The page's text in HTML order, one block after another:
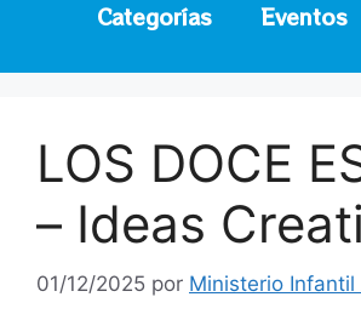
Categorías
Eventos
LOS DOCE
– Ideas
01/12/2025 por Ministerio Infantil